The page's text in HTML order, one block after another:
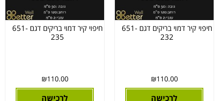
חיפוי קיר דמוי בריקים דגם 651-
232
₪110.00
לרכישה
חיפוי קיר דמוי בריקים דגם 651-
235
₪110.00
לרכישה